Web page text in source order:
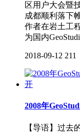
区用户大会暨
成都顺利落下
作者在岩土工
为国内
2018-09-12 211
2008年
【导语】过去